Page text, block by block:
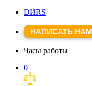
DИRS
НАПИСАТЬ НАМ
Часы работы
0